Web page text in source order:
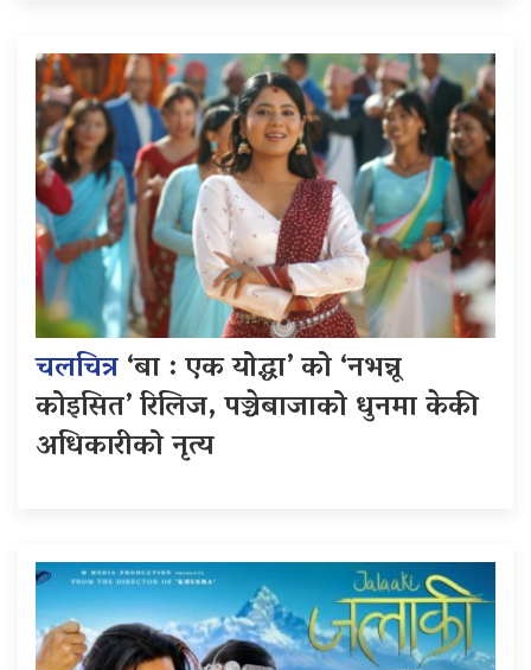
चलचित्र‘बा : एक योद्धा’ को ‘नभन्नू
कोइसित’ रिलिज, पञ्चेबाजाको धुनमा केकी
अधिकारीको नृत्य